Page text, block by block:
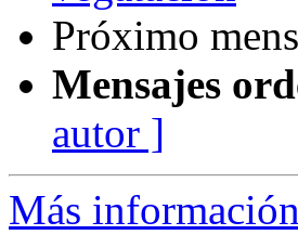
Próximo
Mensajes
autor ]
Más